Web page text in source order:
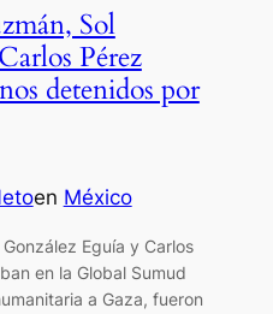
Sol
Pérez
detenidos por
en México
Eguía y Carlos
en la Global Sumud
a Gaza, fueron